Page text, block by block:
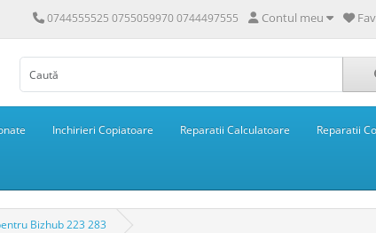
0744555525 0755059970 0744497555 Contul meu
Inchirieri Copiatoare Reparatii Calculatoare Reparatii
Bizhub 223 283